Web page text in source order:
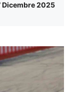
Dicembre 2025